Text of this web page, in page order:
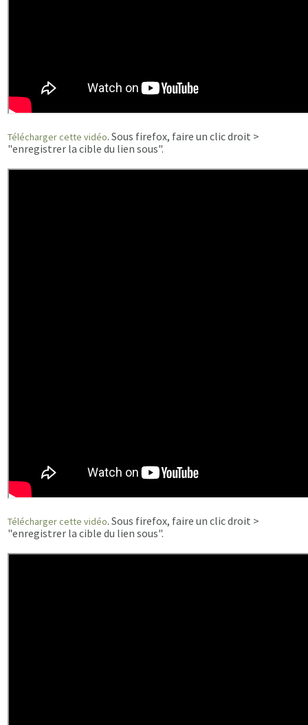
Télécharger cette vidéo. Sous firefox, faire un clic droit >
"enregistrer la cible du lien sous".
Télécharger cette vidéo. Sous firefox, faire un clic droit >
"enregistrer la cible du lien sous".